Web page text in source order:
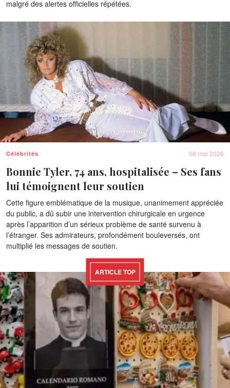
malgré des alertes officielles répétées.
08 mai 2026
Célébrités
Bonnie Tyler, 74 ans, hospitalisée – Ses fans
lui témoignent leur soutien
Cette figure emblématique de la musique, unanimement appréciée
du public, a dû subir une intervention chirurgicale en urgence
après l’apparition d’un sérieux problème de santé survenu à
l’étranger. Ses admirateurs, profondément bouleversés, ont
multiplié les messages de soutien.
ARTICLE TOP